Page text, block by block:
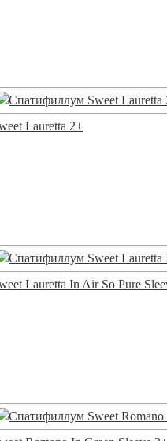
Lauretta 2+
Lauretta In Air So Pure